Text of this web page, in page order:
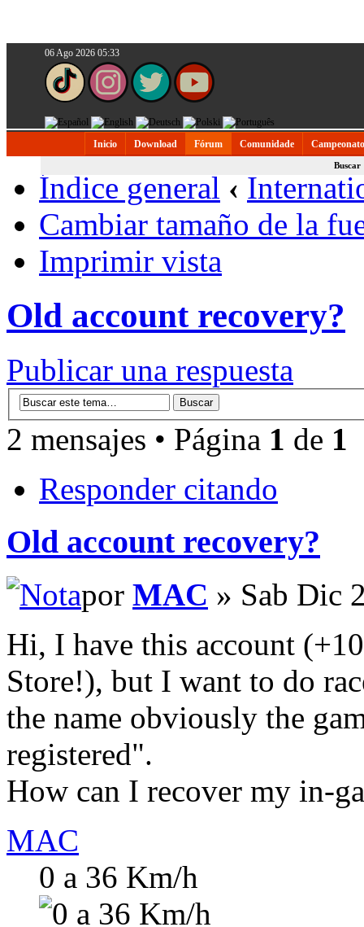
06 Ago 2026 05:33
Inicio Download Fórum Comunidade
Buscar
Índice general ‹
Cambiar tamaño de la
Imprimir vista
Old account recovery?
Publicar una respuesta
2 mensajes • Página 1 de 1
Responder citando
Old account recovery?
por MAC » Sab Dic
Hi, I have this account
Store!), but I want to do
the name obviously the
registered".
How can I recover my in-
MAC
0 a 36 Km/h